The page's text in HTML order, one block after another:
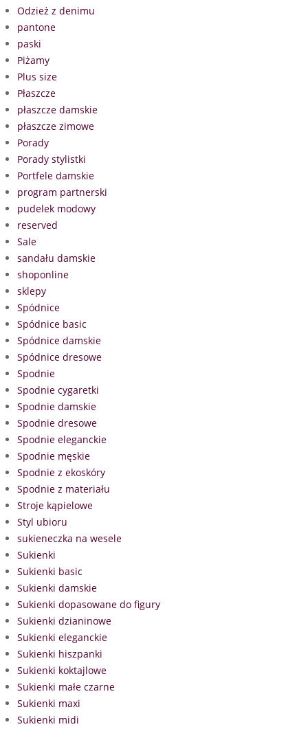
Odzież z denimu
pantone
paski
Piżamy
Plus size
Płaszcze
płaszcze damskie
płaszcze zimowe
Porady
Porady stylistki
Portfele damskie
program partnerski
pudelek modowy
reserved
Sale
sandału damskie
shoponline
sklepy
Spódnice
Spódnice basic
Spódnice damskie
Spódnice dresowe
Spodnie
Spodnie cygaretki
Spodnie damskie
Spodnie dresowe
Spodnie eleganckie
Spodnie męskie
Spodnie z ekoskóry
Spodnie z materiału
Stroje kąpielowe
Styl ubioru
sukieneczka na wesele
Sukienki
Sukienki basic
Sukienki damskie
Sukienki dopasowane do figury
Sukienki dzianinowe
Sukienki eleganckie
Sukienki hiszpanki
Sukienki koktajlowe
Sukienki małe czarne
Sukienki maxi
Sukienki midi